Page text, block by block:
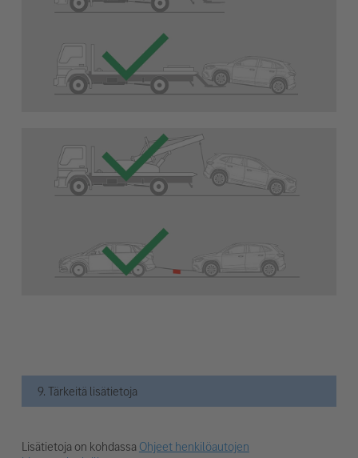
9. Tärkeitä lisätietoja
Lisätietoja on kohdassaOhjeet henkilöautojen